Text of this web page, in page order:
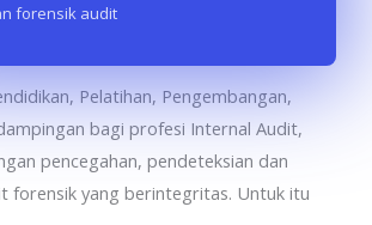
forensik audit
Pelatihan, Pengembangan,
bagi profesi Internal Audit,
pencegahan, pendeteksian dan
forensik yang berintegritas. Untuk itu